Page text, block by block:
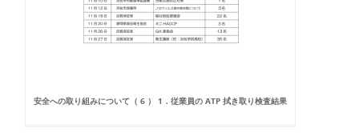
安全への取り組みについて（ 6 ） 1．従業員の ATP 拭き取り検査結果